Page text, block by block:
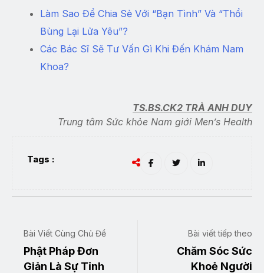
Làm Sao Để Chia Sẻ Với “Bạn Tình” Và “Thổi
Bùng Lại Lửa Yêu”?
Các Bác Sĩ Sẽ Tư Vấn Gì Khi Đến Khám Nam
Khoa?
TS.BS.CK2 TRÀ ANH DUY
Trung tâm Sức khỏe Nam giới Men’s Health
Tags :
Bài Viết Cùng Chủ Đề
Phật Pháp Đơn
Giản Là Sự Tỉnh
Bài viết tiếp theo
Chăm Sóc Sức
Khoẻ Người